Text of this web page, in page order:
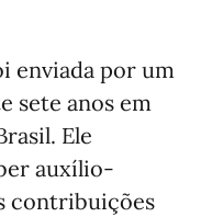
enviada por um
sete anos em
Ele
auxílio-
contribuições